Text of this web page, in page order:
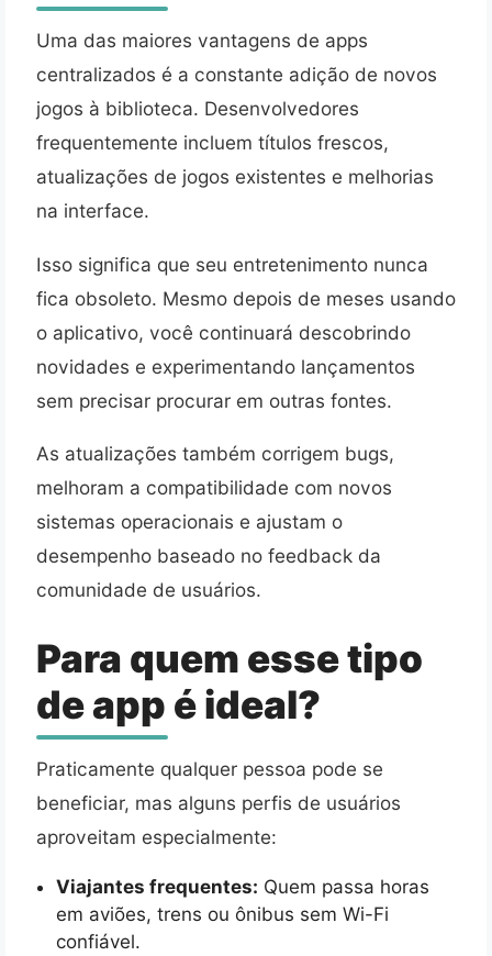
Uma das maiores vantagens de apps
centralizados é a constante adição de novos
jogos à biblioteca. Desenvolvedores
frequentemente incluem títulos frescos,
atualizações de jogos existentes e melhorias
na interface.
Isso significa que seu entretenimento nunca
fica obsoleto. Mesmo depois de meses usando
o aplicativo, você continuará descobrindo
novidades e experimentando lançamentos
sem precisar procurar em outras fontes.
As atualizações também corrigem bugs,
melhoram a compatibilidade com novos
sistemas operacionais e ajustam o
desempenho baseado no feedback da
comunidade de usuários.
Para quem esse tipo
de app é ideal?
Praticamente qualquer pessoa pode se
beneficiar, mas alguns perfis de usuários
aproveitam especialmente:
Viajantes frequentes: Quem passa horas
em aviões, trens ou ônibus sem Wi-Fi
confiável.